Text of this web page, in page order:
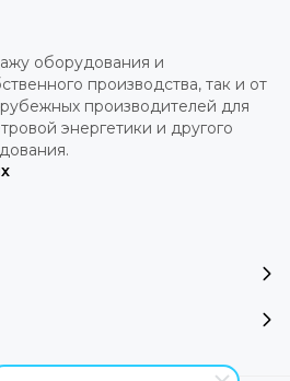
оборудования и
производства, так и от
производителей для
энергетики и другого